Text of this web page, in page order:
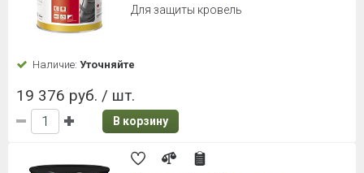
Для защиты кровель
Наличие: Уточняйте
19 376 руб. / шт.
В корзину